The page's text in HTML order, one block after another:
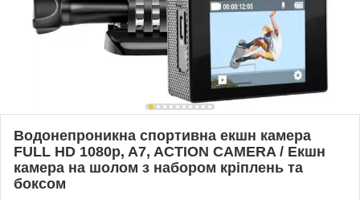
Водонепроникна спортивна екшн камера
FULL HD 1080p, A7, ACTION CAMERA / Екшн
камера на шолом з набором кріплень та
боксом